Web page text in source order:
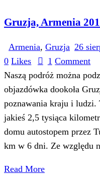
Gruzja, Armenia
Armenia, Gruzja 26
0 Likes 1 Comment
Naszą podróż można
objazdówka dookoła
poznawania kraju i ludzi.
jakieś 2,5 tysiąca
domu autostopem przez
km w 6 dni. Ze względu
Read More